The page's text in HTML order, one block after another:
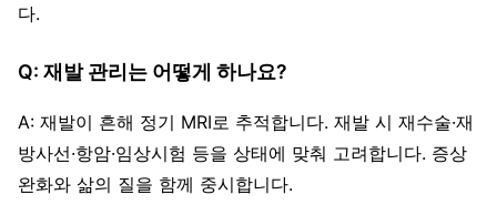
다.
Q: 재발 관리는 어떻게 하나요?
A: 재발이 흔해 정기 MRI로 추적합니다. 재발 시 재수술·재
방사선·항암·임상시험 등을 상태에 맞춰 고려합니다. 증상
완화와 삶의 질을 함께 중시합니다.